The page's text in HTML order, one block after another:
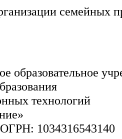
семейных
образовательное
технологий
1034316543140